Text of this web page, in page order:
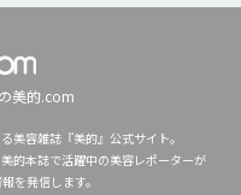
美的.com
美容雑誌『美的』公式サイト。
的本誌で活躍中の美容レポーターが
を発信します。